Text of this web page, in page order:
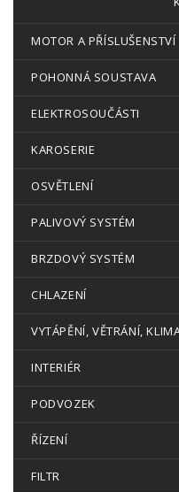
MOTOR A PŘÍSLUŠENSTVÍ
POHONNÁ SOUSTAVA
ELEKTROSOUČÁSTI
KAROSERIE
OSVĚTLENÍ
PALIVOVÝ SYSTÉM
BRZDOVÝ SYSTÉM
CHLAZENÍ
VYTÁPĚNÍ, VĚTRÁNÍ,
INTERIÉR
PODVOZEK
ŘÍZENÍ
FILTR